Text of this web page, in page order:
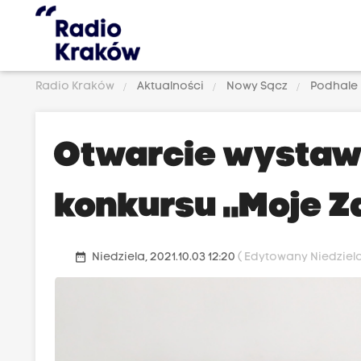
Radio Kraków Aktualności Nowy Sącz Podhale
Otwarcie
konkursu „Moje
date_range Niedziela, 2021.10.03 12:20( Edytowany